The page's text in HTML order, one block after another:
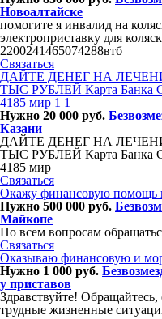
Новоалтайске
помогите я инвалид на
электроприставку для
2200241465074288втб
Связаться
ДАЙТЕ ДЕНЕГ НА
ТЫС РУБЛЕЙ Карта Банка
4185 мир 1 1
Нужно 20 000 руб.
Казани
ДАЙТЕ ДЕНЕГ НА
ТЫС РУБЛЕЙ Карта Банка
4185 мир
Связаться
Окaжy финaнсовую пoмoщь
Нужно 500 000 руб.
Майкопе
По всем вопросам
Связаться
Оказываю финансовую и
Нужно 1 000 руб.
у приставов
Здравствуйте!
трудные жизненные